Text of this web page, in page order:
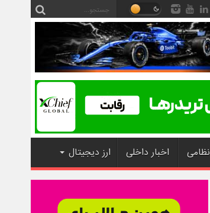
نظامی اخبار داخلی ارز دیجیتال